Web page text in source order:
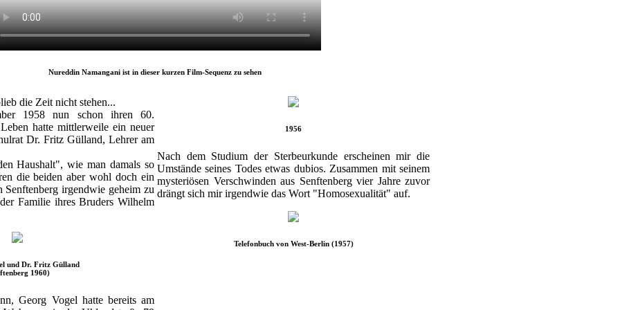
Nureddin Namangani ist in dieser kurzen Film-Sequenz zu sehen
die Zeit nicht stehen...
1958 nun schon ihren 60.
hatte mittlerweile ein neuer
Dr. Fritz Gülland, Lehrer am
Haushalt", wie man damals so
die beiden aber wohl doch ein
Senftenberg irgendwie geheim zu
Familie ihres Bruders Wilhelm
und Dr. Fritz Gülland
1960)
Georg Vogel hatte bereits am
1956
Nach dem Studium der Sterbeurkunde erscheinen mir die
Umstände seines Todes etwas dubios. Zusammen mit seinem
mysteriösen Verschwinden aus Senftenberg vier Jahre zuvor
drängt sich mir irgendwie das Wort "Homosexualität" auf.
Telefonbuch von West-Berlin (1957)